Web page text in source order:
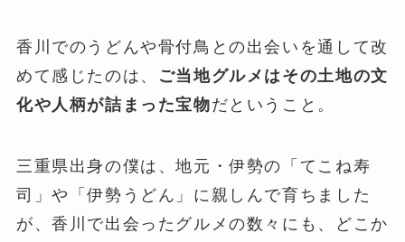
香川でのうどんや骨付鳥との出会いを通して改
めて感じたのは、
ご当地グルメはその土地の文
化や人柄が詰まった宝物だということ。
三重県出身の僕は、地元・伊勢の「てこね寿
司」や「伊勢うどん」に親しんで育ちました
が、香川で出会ったグルメの数々にも、どこか